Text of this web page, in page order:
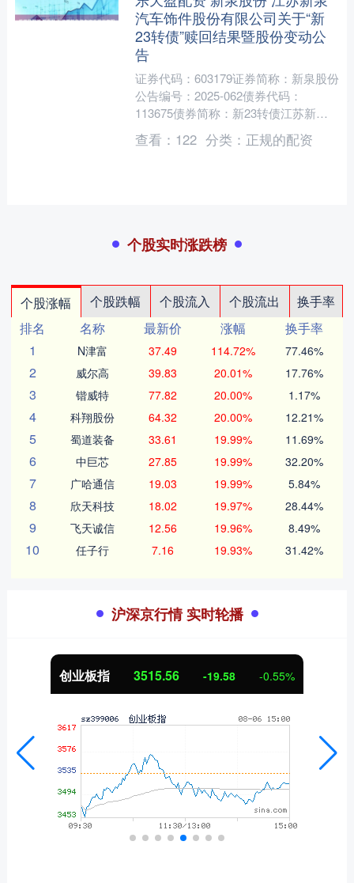
汽车饰件股份有限公司关于“新
23转债”赎回结果暨股份变动公
告
证券代码：603179证券简称：新泉股份
公告编号：2025-062债券代码：
113675债券简称：新23转债江苏新泉
汽车饰件股份有限公司关于“新23转
债”赎回结....
查看： 122 分类： 正规的配资
个股实时涨跌榜
个股涨幅 个股跌幅 个股流入 个股流出
换手率
排名
名称 最新价 涨幅
换手率
1
N津富 37.49 114.72% 77.46%
2 威尔高 39.83 20.01% 17.76%
3 锴威特 77.82 20.00% 1.17%
4 科翔股份 64.32 20.00% 12.21%
5 蜀道装备 33.61 19.99% 11.69%
6 中巨芯 27.85 19.99% 32.20%
7 广哈通信 19.03 19.99% 5.84%
8 欣天科技 18.02 19.97% 28.44%
9 飞天诚信 12.56 19.96% 8.49%
10 任子行 7.16 19.93% 31.42%
沪深京行情 实时轮播
创业板指 3515.56 -19.58 -0.55%